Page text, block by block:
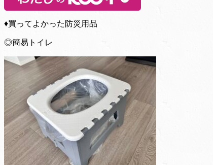
♦︎買ってよかった防災用品
◎簡易トイレ